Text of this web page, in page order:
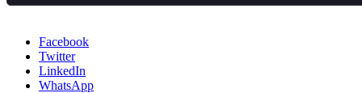
Facebook
Twitter
LinkedIn
WhatsApp